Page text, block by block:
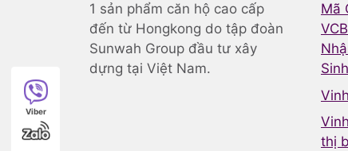
1 sản phẩm căn hộ cao cấp
đến từ Hongkong do tập đoàn
Sunwah Group đầu tư xây
dựng tại Việt Nam.
Mã
thị
Viber